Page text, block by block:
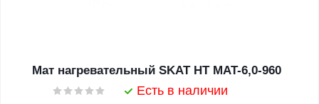
Мат нагревательный SKAT HT MAT-6,0-960
Есть в наличии